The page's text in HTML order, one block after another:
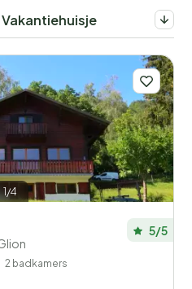
1/4
5/5
2 badkamers